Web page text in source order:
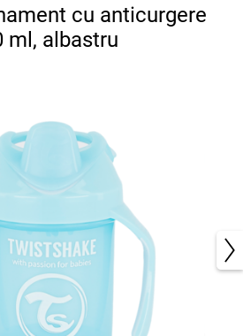
cu anticurgere
ml, albastru